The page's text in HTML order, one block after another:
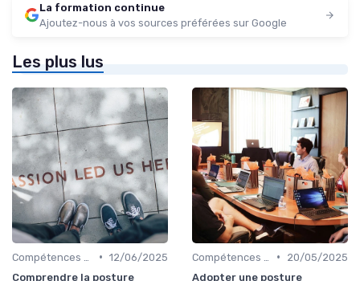
La formation continue
Ajoutez-nous à vos sources préférées sur Google
Les plus lus
• 12/06/2025
Comprendre la posture
•
20/05/2025
Adopter une posture